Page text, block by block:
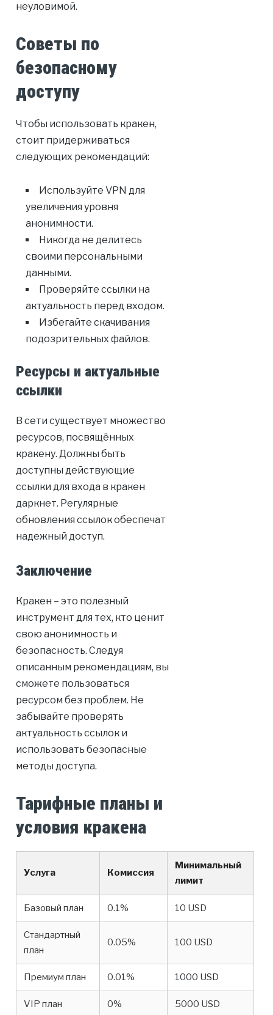
неуловимой.
Советы по
безопасному
доступу
Чтобы использовать кракен,
стоит придерживаться
следующих рекомендаций:
Используйте VPN для
увеличения уровня
анонимности.
Никогда не делитесь
своими персональными
данными.
Проверяйте ссылки на
актуальность перед входом.
Избегайте скачивания
подозрительных файлов.
Ресурсы и актуальные
ссылки
В сети существует множество
ресурсов, посвящённых
кракену. Должны быть
доступны действующие
ссылки для входа в кракен
даркнет. Регулярные
обновления ссылок обеспечат
надежный доступ.
Заключение
Кракен – это полезный
инструмент для тех, кто ценит
свою анонимность и
безопасность. Следуя
описанным рекомендациям, вы
сможете пользоваться
ресурсом без проблем. Не
забывайте проверять
актуальность ссылок и
использовать безопасные
методы доступа.
Тарифные планы и
условия кракена
Услуга Комиссия
Минимальный
лимит
Базовый план 0.1% 10 USD
Стандартный
план
0.05% 100 USD
Премиум план 0.01% 1000 USD
VIP план 0% 5000 USD